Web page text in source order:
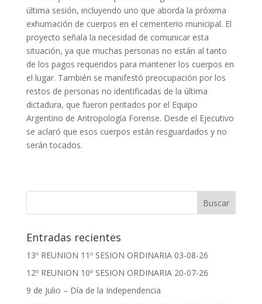
última sesión, incluyendo uno que aborda la próxima
exhumación de cuerpos en el cementerio municipal. El
proyecto señala la necesidad de comunicar esta
situación, ya que muchas personas no están al tanto
de los pagos requeridos para mantener los cuerpos en
el lugar. También se manifestó preocupación por los
restos de personas no identificadas de la última
dictadura, que fueron peritados por el Equipo
Argentino de Antropología Forense. Desde el Ejecutivo
se aclaró que esos cuerpos están resguardados y no
serán tocados.
Entradas recientes
13º REUNION 11º SESION ORDINARIA 03-08-26
12º REUNION 10º SESION ORDINARIA 20-07-26
9 de Julio – Día de la Independencia